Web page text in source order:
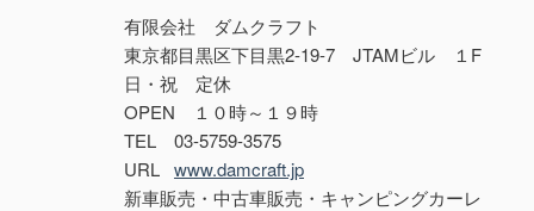
有限会社 ダムクラフト
東京都目黒区下目黒2-19-7 JTAMビル １F
日・祝 定休
OPEN １０時～１９時
TEL 03-5759-3575
URL www.damcraft.jp
新車販売・中古車販売・キャンピングカーレ